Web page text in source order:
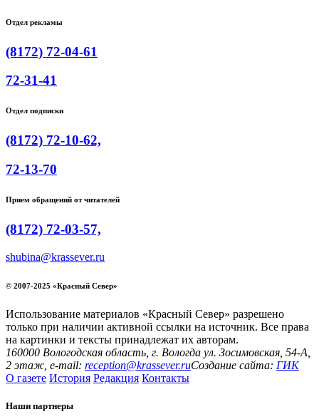
Отдел рекламы
(8172) 72-04-61
72-31-41
Отдел подписки
(8172) 72-10-62,
72-13-70
Прием обращений от читателей
(8172) 72-03-57,
shubina@krassever.ru
© 2007-2025 «Красный Север»
Использование материалов «Красный Север» разрешено
только при наличии активной ссылки на источник. Все права
на картинки и тексты принадлежат их авторам.
160000 Вологодская область, г. Вологда ул. Зосимовская, 54-А,
2 этаж, e-mail: reception@krassever.ruСоздание сайта: ГИК
О газете История Редакция Контакты
Наши партнеры